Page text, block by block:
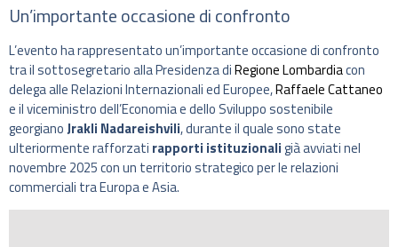
Un’importante occasione di confronto
L’evento ha rappresentato un’importante occasione di confronto
tra il sottosegretario alla Presidenza diRegione Lombardiacon
delega alle Relazioni Internazionali ed Europee,Raffaele Cattaneo
e il viceministro dell’Economia e dello Sviluppo sostenibile
georgianoJrakli Nadareishvili, durante il quale sono state
ulteriormente rafforzati rapporti istituzionaligià avviati nel
novembre 2025 con un territorio strategico per le relazioni
commerciali tra Europa e Asia.